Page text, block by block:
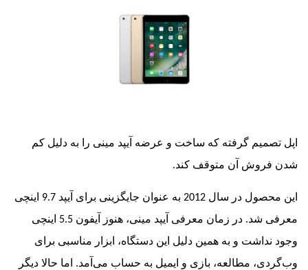
گرفته که ساخت و عرضه آیپد مینی را به دلیل کم
آن متوقف کند.
این محصول در سال 2012 به عنوان جایگزینی برای آیپد 9.7 اینچی
معرفی شد. در زمان معرفی آیپد مینی، هنوز آیفون 5.5 اینچی
و به همین دلیل این دستگاه، ابزار مناسبی برای
مطالعه، بازی و ایمیل به حساب می‌آمد. اما حالا دیگر